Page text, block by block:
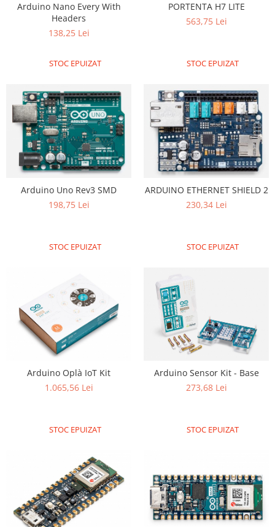
LCD
CAN
Convertor nivel logic
Convertor USB la serial
Datalogger
Module
RTC
Telecomenzi
Accesorii
Componente
Butoane, Tastaturi
Arduino Nano Every With
Headers
138,25 Lei
STOC EPUIZAT
PORTENTA H7 LITE
563,75 Lei
STOC EPUIZAT
Arduino Uno Rev3 SMD
198,75 Lei
STOC EPUIZAT
ARDUINO ETHERNET SHIELD 2
230,34 Lei
STOC EPUIZAT
Arduino Oplà IoT Kit
1.065,56 Lei
STOC EPUIZAT
Arduino Sensor Kit - Base
273,68 Lei
STOC EPUIZAT